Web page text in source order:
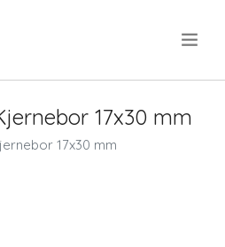
17x30 mm
17x30 mm